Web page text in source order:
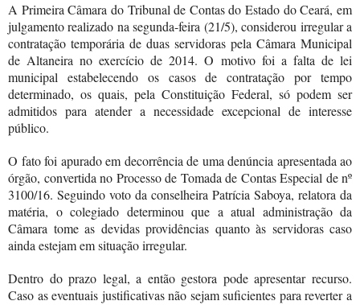
A Primeira Câmara do Tribunal de Contas do Estado do Ceará, em
julgamento realizado na segunda-feira (21/5), considerou irregular a
contratação temporária de duas servidoras pela Câmara Municipal
de Altaneira no exercício de 2014. O motivo foi a falta de lei
municipal estabelecendo os casos de contratação por tempo
determinado, os quais, pela Constituição Federal, só podem ser
admitidos para atender a necessidade excepcional de interesse
público.
O fato foi apurado em decorrência de uma denúncia apresentada ao
órgão, convertida no Processo de Tomada de Contas Especial de nº
3100/16. Seguindo voto da conselheira Patrícia Saboya, relatora da
matéria, o colegiado determinou que a atual administração da
Câmara tome as devidas providências quanto às servidoras caso
ainda estejam em situação irregular.
Dentro do prazo legal, a então gestora pode apresentar recurso.
Caso as eventuais justificativas não sejam suficientes para reverter a